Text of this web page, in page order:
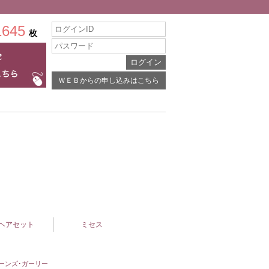
枚
ＷＥＢからの申し込みはこちら
アセット ミセス
ンズ･ガーリー